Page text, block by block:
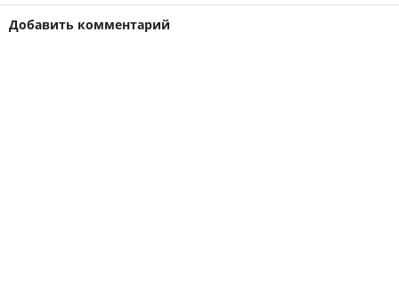
Добавить комментарий